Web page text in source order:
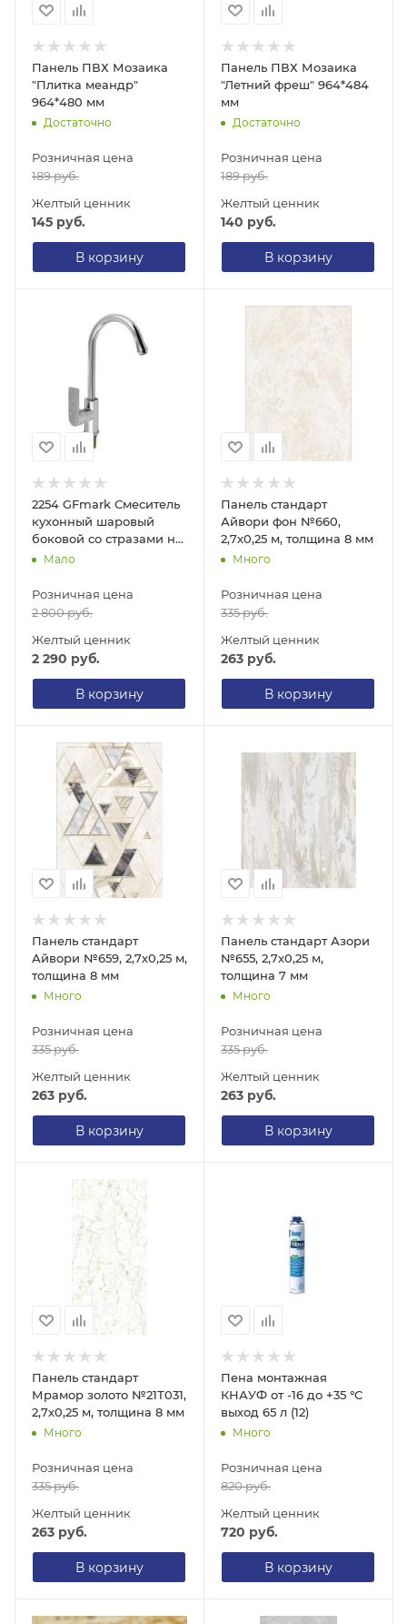
Панель ПВХ Мозаика
"Плитка меандр"
964*480 мм
Достаточно
Розничная цена
189руб.
Желтый ценник
145 руб.
В корзину
Панель ПВХ Мозаика
"Летний фреш" 964*484
мм
Достаточно
Розничная цена
189руб.
Желтый ценник
140 руб.
В корзину
2254 GFmark Смеситель
кухонный шаровый
боковой со стразами на
ручке
Мало
Розничная цена
2 800руб.
Желтый ценник
2 290 руб.
В корзину
Панель стандарт
Айвори фон №660,
2,7х0,25 м, толщина 8 мм
Много
Розничная цена
335руб.
Желтый ценник
263 руб.
В корзину
Панель стандарт
Айвори №659, 2,7х0,25 м,
толщина 8 мм
Много
Розничная цена
335руб.
Желтый ценник
263 руб.
В корзину
Панель стандарт Азори
№655, 2,7х0,25 м,
толщина 7 мм
Много
Розничная цена
335руб.
Желтый ценник
263 руб.
В корзину
Панель стандарт
Мрамор золото №21Т031,
2,7х0,25 м, толщина 8 мм
Много
Розничная цена
335руб.
Желтый ценник
263 руб.
В корзину
Пена монтажная
КНАУФ от -16 до +35 °С
выход 65 л (12)
Много
Розничная цена
820руб.
Желтый ценник
720 руб.
В корзину